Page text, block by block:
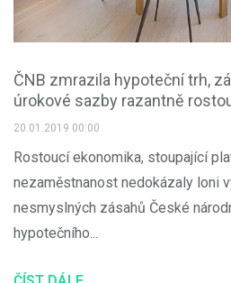
ČNB zmrazila hypoteční trh,
úrokové sazby razantně
20.01.2019 00:00
Rostoucí ekonomika, stoupající
nezaměstnanost nedokázaly loni
nesmyslných zásahů České
hypotečního...